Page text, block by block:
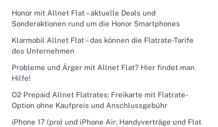
Honor mit Allnet Flat – aktuelle Deals und
Sonderaktionen rund um die Honor Smartphones
Klarmobil Allnet Flat – das können die Flatrate-Tarife
des Unternehmen
Probleme und Ärger mit Allnet Flat? Hier findet man
Hilfe!
O2 Prepaid Allnet Flatrates: Freikarte mit Flatrate-
Option ohne Kaufpreis und Anschlussgebühr
iPhone 17 (pro) und iPhone Air: Handyverträge und Flat